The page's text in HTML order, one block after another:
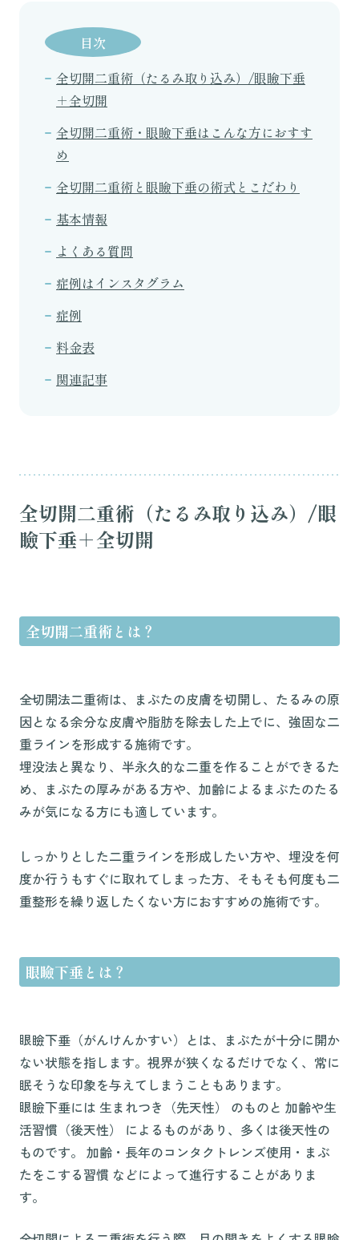
目次
全切開二重術（たるみ取り込み）/眼瞼下垂
＋全切開
全切開二重術・眼瞼下垂はこんな方におすす
め
全切開二重術と眼瞼下垂の術式とこだわり
基本情報
よくある質問
症例はインスタグラム
症例
料金表
関連記事
全切開二重術（たるみ取り込み）/眼
瞼下垂＋全切開
全切開二重術とは？
全切開法二重術は、まぶたの皮膚を切開し、たるみの原
因となる余分な皮膚や脂肪を除去した上でに、強固な二
重ラインを形成する施術です。
埋没法と異なり、半永久的な二重を作ることができるた
め、まぶたの厚みがある方や、加齢によるまぶたのたる
みが気になる方にも適しています。
しっかりとした二重ラインを形成したい方や、埋没を何
度か行うもすぐに取れてしまった方、そもそも何度も二
重整形を繰り返したくない方におすすめの施術です。
眼瞼下垂とは？
眼瞼下垂（がんけんかすい）とは、まぶたが十分に開か
ない状態を指します。視界が狭くなるだけでなく、常に
眠そうな印象を与えてしまうこともあります。
眼瞼下垂には 生まれつき（先天性） のものと 加齢や生
活習慣（後天性） によるものがあり、多くは後天性の
ものです。 加齢・長年のコンタクトレンズ使用・まぶ
たをこする習慣 などによって進行することがありま
す。